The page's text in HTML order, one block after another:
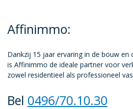
Affinimmo:
Dankzij 15 jaar ervaring in de bouw en
is Affinimmo de ideale partner voor
zowel residentieel als professioneel
Bel 0496/70.10.30